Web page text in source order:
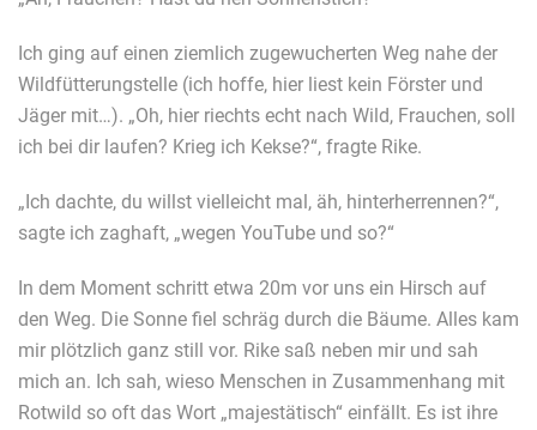
Ich ging auf einen ziemlich zugewucherten Weg nahe der
Wildfütterungstelle (ich hoffe, hier liest kein Förster und
Jäger mit…). „Oh, hier riechts echt nach Wild, Frauchen, soll
ich bei dir laufen? Krieg ich Kekse?“, fragte Rike.
„Ich dachte, du willst vielleicht mal, äh, hinterherrennen?“,
sagte ich zaghaft, „wegen YouTube und so?“
In dem Moment schritt etwa 20m vor uns ein Hirsch auf
den Weg. Die Sonne fiel schräg durch die Bäume. Alles kam
mir plötzlich ganz still vor. Rike saß neben mir und sah
mich an. Ich sah, wieso Menschen in Zusammenhang mit
Rotwild so oft das Wort „majestätisch“ einfällt. Es ist ihre